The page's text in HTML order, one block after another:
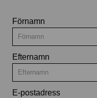
Förnamn
Efternamn
E-postadress